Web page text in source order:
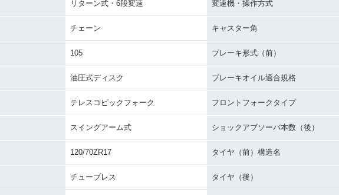
リターン式・6段変速 変速機・操作方式
チェーン キャスター角
105 ブレーキ形式（前）
油圧式ディスク ブレーキオイル適合規格
テレスコピックフォーク フロントフォークタイプ
スイングアーム式 ショックアブソーバ本数（後）
120/70ZR17 タイヤ（前）構造名
チューブレス タイヤ（後）